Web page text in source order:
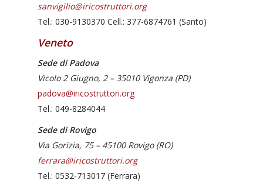
sanvigilio@iricostruttori.org
Tel.: 030-9130370 Cell.: 377-6874761 (Santo)
Veneto
Sede di Padova
Vicolo 2 Giugno, 2 – 35010 Vigonza (PD)
padova@iricostruttori.org
Tel.: 049-8284044
Sede di Rovigo
Via Gorizia, 75 – 45100 Rovigo (RO)
ferrara@iricostruttori.org
Tel.: 0532-713017 (Ferrara)